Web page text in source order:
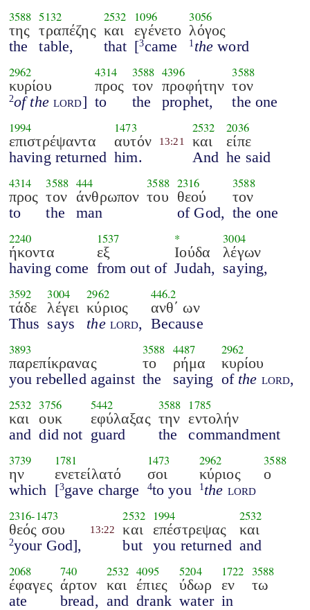
3588
της
the
5132
τραπέζης
table,
2532
και
that
1096
εγένετο
[3came
3056
λόγος
1 the word
2962
κυρίου
2of the lord]
4314
προς
to
3588
τον
the
4396
προφήτην
prophet,
3588
τον
the one
1994
επιστρέψαντα
having returned
1473
αυτόν
him.
13:21
2532
και
And
2036
είπε
he said
4314
προς
to
3588
τον
the
444
άνθρωπον
man
3588
του
2316
θεού
of God,
3588
τον
the one
2240
ήκοντα
having come
1537
εξ
from out of
*
Ιούδα
Judah,
3004
λέγων
saying,
3592
τάδε
Thus
3004
λέγει
says
2962
κύριος
the lord,
446.2
ανθ΄ ων
Because
3893
παρεπίκρανας
you rebelled against
3588
το
the
4487
ρήμα
saying
2962
κυρίου
of the lord,
2532
και
and
3756
ουκ
did not
5442
εφύλαξας
guard
3588
την
the
1785
εντολήν
commandment
3739
ην
which
1781
ενετείλατό
[3gave charge
1473
σοι
4to you
2962
κύριος
1 the lord
3588
ο
2316-1473
θεός σου
2your God],
13:22
2532
και
but
1994
επέστρεψας
you returned
2532
και
and
2068
έφαγες
ate
740
άρτον
bread,
2532
και
and
4095
έπιες
drank
5204
ύδωρ
water
1722
εν
in
3588
τω